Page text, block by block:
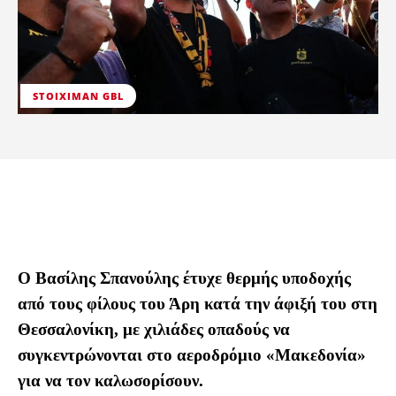
STOIXIMAN GBL
Ο Βασίλης Σπανούλης έτυχε θερμής υποδοχής
από τους φίλους του Άρη κατά την άφιξή του στη
Θεσσαλονίκη, με χιλιάδες οπαδούς να
συγκεντρώνονται στο αεροδρόμιο «Μακεδονία»
για να τον καλωσορίσουν.